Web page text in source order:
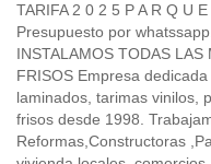
TARIFA 2 0 2 5 P A R Q U
Presupuesto por
INSTALAMOS TODAS LAS
FRISOS Empresa
laminados, tarimas vinilos,
frisos desde 1998.
Reformas,Constructoras